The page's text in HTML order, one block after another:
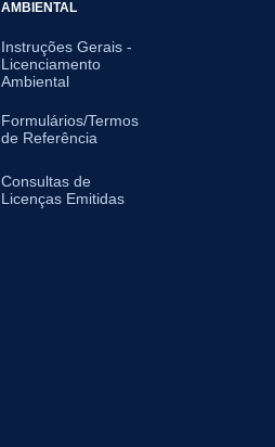
AMBIENTAL
Instruções Gerais -
Licenciamento
Ambiental
Formulários/Termos
de Referência
Consultas de
Licenças Emitidas